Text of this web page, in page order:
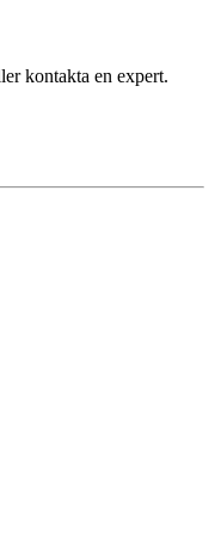
Rensa alla Klart
kontakta en expert.